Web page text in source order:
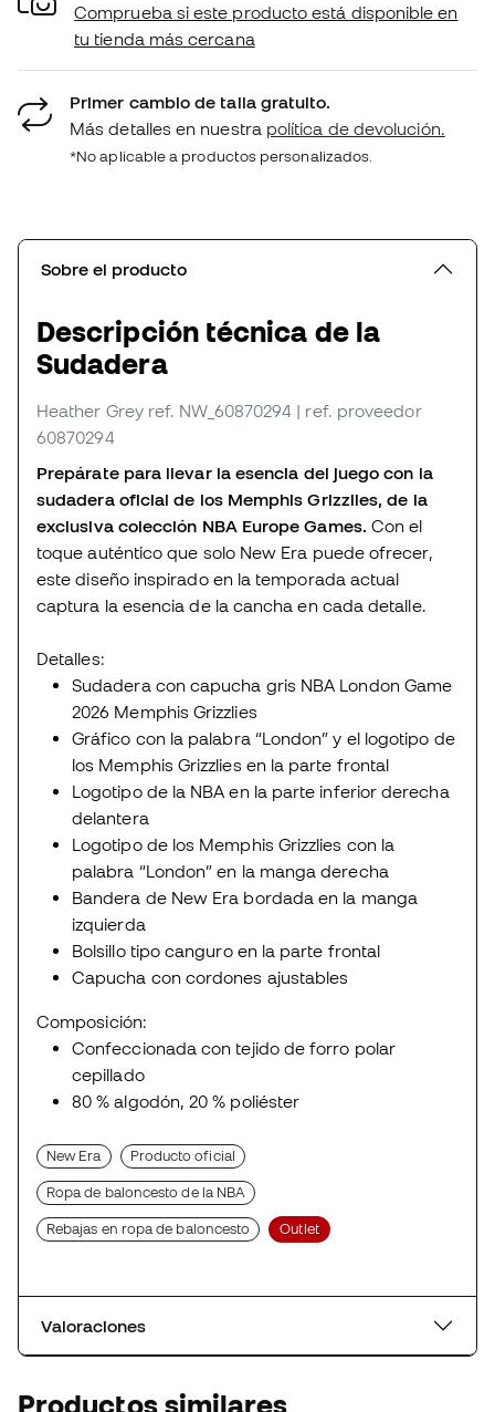
Comprueba si este producto está disponible en
tu tienda más cercana
Primer cambio de talla gratuito.
Más detalles en nuestra política de devolución.
*No aplicable a productos personalizados.
Sobre el producto
Descripción técnica de la
Sudadera
Heather Grey ref. NW_60870294 | ref. proveedor
60870294
Prepárate para llevar la esencia del juego con la
sudadera oficial de los Memphis Grizzlies, de la
exclusiva colección NBA Europe Games. Con el
toque auténtico que solo New Era puede ofrecer,
este diseño inspirado en la temporada actual
captura la esencia de la cancha en cada detalle.
Detalles:
Sudadera con capucha gris NBA London Game
2026 Memphis Grizzlies
Gráfico con la palabra “London” y el logotipo de
los Memphis Grizzlies en la parte frontal
Logotipo de la NBA en la parte inferior derecha
delantera
Logotipo de los Memphis Grizzlies con la
palabra “London” en la manga derecha
Bandera de New Era bordada en la manga
izquierda
Bolsillo tipo canguro en la parte frontal
Capucha con cordones ajustables
Composición:
Confeccionada con tejido de forro polar
cepillado
80 % algodón, 20 % poliéster
New Era Producto oficial
Ropa de baloncesto de la NBA
Rebajas en ropa de baloncesto Outlet
Valoraciones
Productos similares